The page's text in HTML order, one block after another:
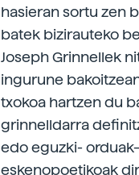
hasieran sortu zen
batek bizirauteko
Joseph Grinnellek
ingurune
txokoa hartzen du
grinnelldarra
edo eguzki-
eskenopoetikoak